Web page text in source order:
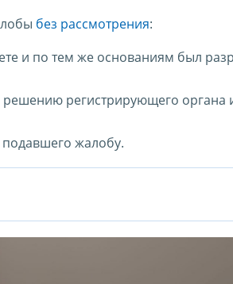
без рассмотрения:
и по тем же основаниям был
регистрирующего органа
жалобу.